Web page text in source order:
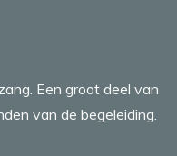
Een groot deel van
van de begeleiding.